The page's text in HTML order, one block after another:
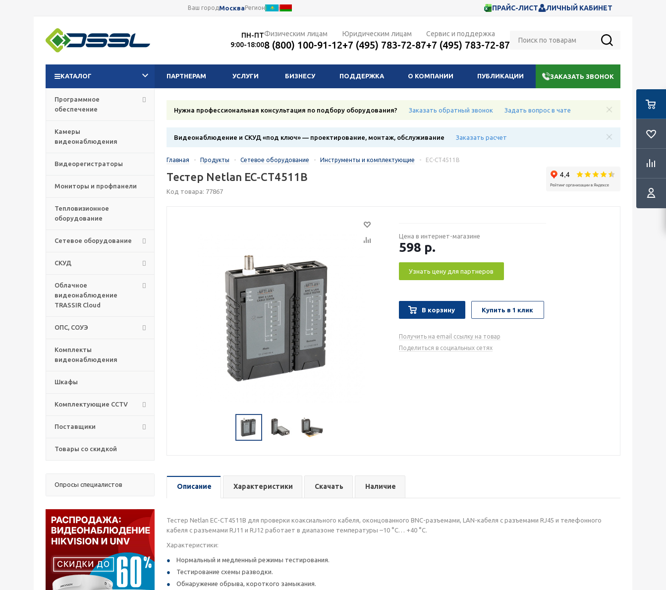
Ваш городМоскваРегион ПРАЙС-ЛИСТ ЛИЧНЫЙ КАБИНЕТ
ПН-ПТ
9:00-18:00
Физическим лицам
8 (800) 100-91-12
Юридическим лицам
+7 (495) 783-72-87
Сервис и поддержка
+7 (495) 783-72-87
КАТАЛОГ ПАРТНЕРАМ УСЛУГИ БИЗНЕСУ ПОДДЕРЖКА О КОМПАНИИ ПУБЛИКАЦИИ ЗАКАЗАТЬ ЗВОНОК
Программное
обеспечение
Камеры
видеонаблюдения
Видеорегистраторы
Мониторы и профпанели
Тепловизионное
оборудование
Сетевое оборудование
СКУД
Облачное
видеонаблюдение
TRASSIR Cloud
ОПС, СОУЭ
Комплекты
видеонаблюдения
Шкафы
Комплектующие CCTV
Поставщики
Товары со скидкой
Опросы специалистов
Нужна профессиональная консультация по подбору оборудования? Заказать обратный звонок Задать вопрос в чате
Видеонаблюдение и СКУД «под ключ» — проектирование, монтаж, обслуживание Заказать расчет
Главная - Продукты - Сетевое оборудование - Инструменты и комплектующие - EC-CT4511B
Тестер Netlan EC-CT4511B
Код товара: 77867
Цена в интернет-магазине
598 р.
Узнать цену для партнеров
В корзину Купить в 1 клик
Получить на email ссылку на товар
Поделиться в социальных сетях
Описание Характеристики Скачать Наличие
Тестер Netlan EC-CT4511B для проверки коаксиального кабеля, оконцованного BNC-разъемами, LAN-кабеля с разъемами RJ45 и телефонного
кабеля с разъемами RJ11 и RJ12 работает в диапазоне температуры –10 °C… +40 °C.
Характеристики:
Нормальный и медленный режимы тестирования.
Тестирование схемы разводки.
Обнаружение обрыва, короткого замыкания.